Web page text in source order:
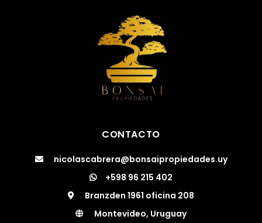
CONTACTO
nicolascabrera@bonsaipropiedades.uy
+598 96 215 402
Branzden 1961 oficina 208
Montevideo, Uruguay